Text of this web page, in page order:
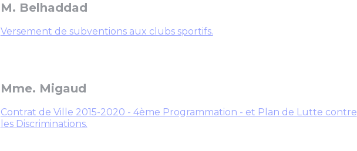
M. Belhaddad
Versement de subventions aux clubs sportifs.
Mme. Migaud
Contrat de Ville 2015-2020 - 4ème Programmation - et Plan de Lutte contre
les Discriminations.